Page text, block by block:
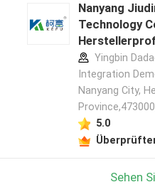
Nanyang
Technology
Yingbin
Integration
Nanyang City,
5.0
Sehen